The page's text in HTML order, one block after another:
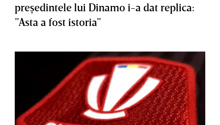
preşedintele lui Dinamo i-a dat replica:
”Asta a fost istoria”